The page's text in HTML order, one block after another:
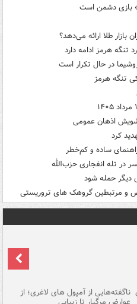
بازی دشمن است
طلا ارائه می‌دهد؟
تنگه هرمز ادامه دارد
در حال تکرار است
تنگه هرمز
کرد
ساده و کم‌خطر
دیگر حمله شود
ناگفته‌هایی از آمپول های لاغری؛ از